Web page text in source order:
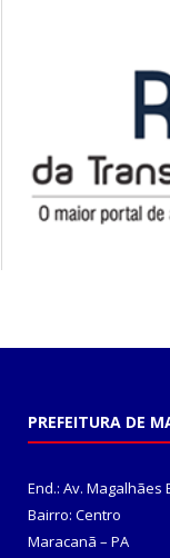
PREFEITURA DE
End.: Av. Magalhães
Bairro: Centro
Maracanã – PA